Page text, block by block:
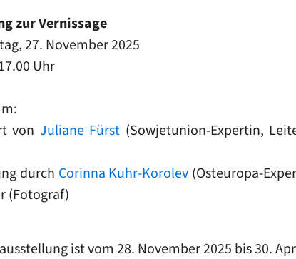
zur Vernissage
27. November 2025
Uhr
von Juliane Fürst (Sowjetunion-Expertin,
durch Corinna Kuhr-Korolev (Osteuropa-
(Fotograf)
ist vom 28. November 2025 bis 30.